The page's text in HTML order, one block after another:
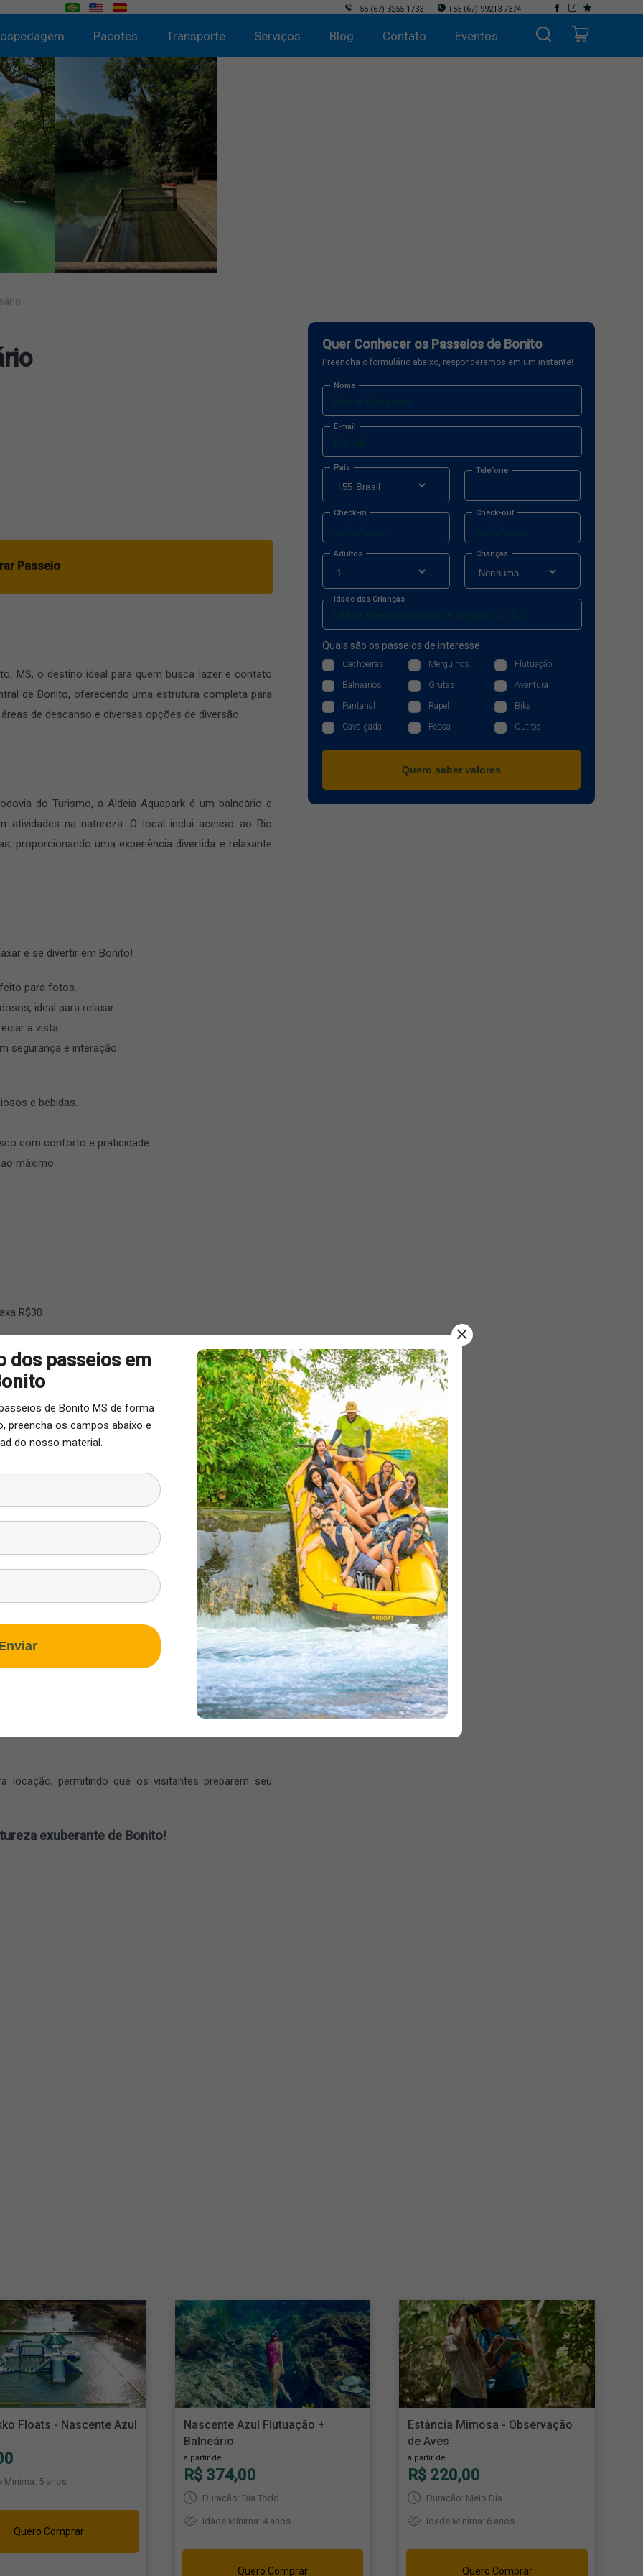
+55(67) 3255-1733 +55(67) 99213-7374
Pacotes Transporte Serviços Blog Contato Eventos
Passeio
MS, o destino ideal para quem busca lazer e contato
de Bonito, oferecendo uma estrutura completa para
de descanso e diversas opções de diversão.
do Turismo, a Aldeia Aquapark é um balneário e
atividades na natureza. O local inclui acesso ao Rio
proporcionando uma experiência divertida e relaxante
e se divertir em Bonito!
para fotos.
ideal para relaxar.
a vista.
segurança e interação.
e bebidas.
com conforto e praticidade.
máximo.
R$30
– Balneário
cerca de 14 km do centro de Bonito (MS), com acesso
às piscinas naturais, aos deques, redário, parque
seguras para que crianças possam aproveitar o
mediante o pagamento de uma taxa de R$ 30.
locação, permitindo que os visitantes preparem seu
exuberante de Bonito!
Quer Conhecer os Passeios de Bonito
Preencha o formulário abaixo, responderemos em um instante!
Nome
E-mail
País Telefone
Check-in Check-out
Adultos Crianças
Idade das Crianças
Quais são os passeios de interesse
Cachoeiras Mergulhos Flutuação
Balneários Grutas Aventura
Pantanal Rapel Bike
Cavalgada Pesca Outros
Quero saber valores
Floats - Nascente Azul
Mínima: 5 anos
Quero Comprar
Nascente Azul Flutuação +
Balneário
à partir de
R$ 374,00
Duração: Dia Todo
Idade Mínima: 4 anos
Quero Comprar
Estância Mimosa - Observação
de Aves
à partir de
R$ 220,00
Duração: Meio Dia
Idade Mínima: 6 anos
Quero Comprar
dos passeios em
de Bonito MS de forma
preencha os campos abaixo e
do nosso material.